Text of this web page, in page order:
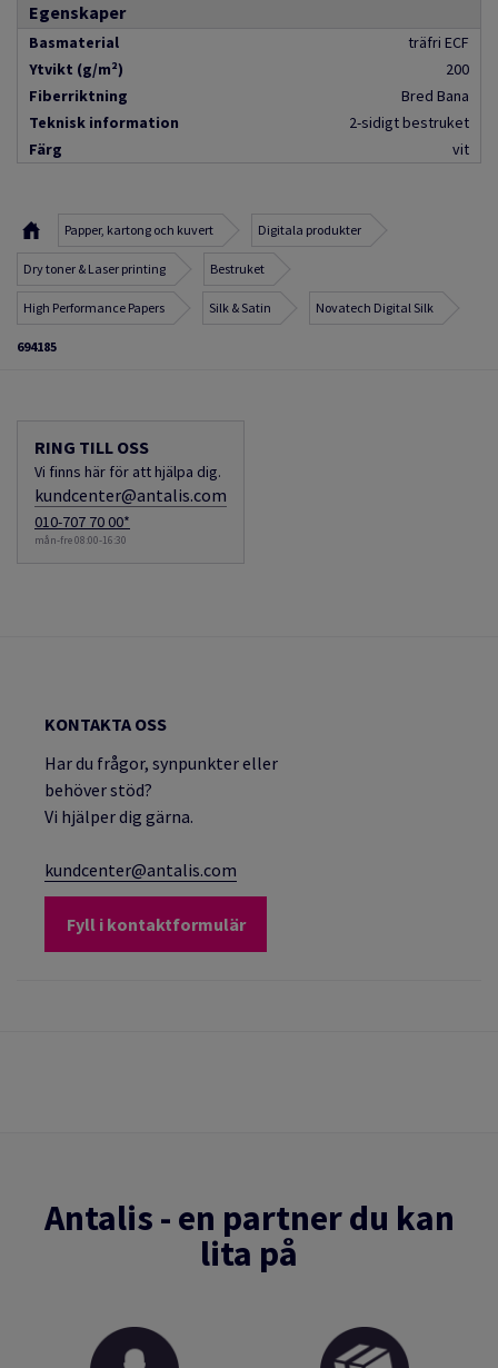
Egenskaper
Basmaterial
träfri ECF
Ytvikt (g/m²)
200
Fiberriktning
Bred Bana
Teknisk information
2-sidigt bestruket
Färg
vit
Papper, kartong och kuvert Digitala produkter
Dry toner & Laser printing Bestruket
High Performance Papers Silk & Satin Novatech Digital Silk
694185
RING TILL OSS
Vi finns här för att hjälpa dig.
kundcenter@antalis.com
010-707 70 00*
mån-fre 08:00-16:30
KONTAKTA OSS
Har du frågor, synpunkter eller
behöver stöd?
Vi hjälper dig gärna.
kundcenter@antalis.com
Fyll i kontaktformulär
Antalis - en partner du kan
lita på